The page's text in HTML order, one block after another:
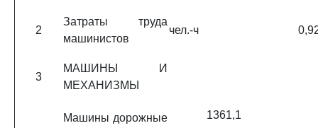
2
Затраты труда
машинистов
чел.-ч
3
МАШИНЫ И
МЕХАНИЗМЫ
Машины дорожные
1361,1